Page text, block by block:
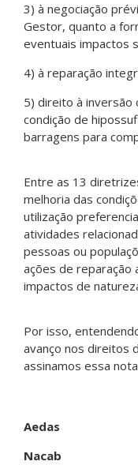
3) à negociação
Gestor, quanto a
eventuais impactos
4) à reparação
5) direito à inversão
condição de
barragens para
Entre as 13
melhoria das
utilização
atividades
pessoas ou
ações de reparação
impactos de
Por isso,
avanço nos direitos
assinamos essa
Aedas
Nacab